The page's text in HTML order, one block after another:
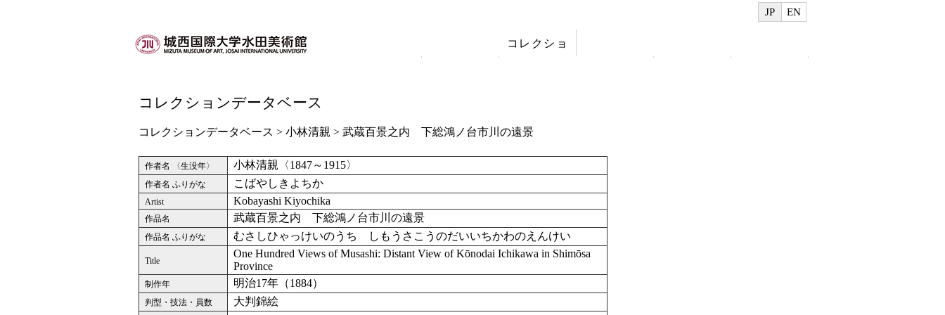
EN
JP
コレクションデータベース
コレクションデータベース > 小林清親 > 武蔵百景之内 下総鴻ノ台市川の遠景
作者名 〈生没年〉 小林清親〈1847～1915〉
作者名 ふりがな こばやしきよちか
Artist Kobayashi Kiyochika
作品名 武蔵百景之内 下総鴻ノ台市川の遠景
作品名 ふりがな むさしひゃっけいのうち しもうさこうのだいいちかわのえんけい
Title
One Hundred Views of Musashi: Distant View of Kōnodai Ichikawa in Shimōsa
Province
制作年 明治17年（1884）
判型・技法・員数
大判錦絵
コレクショ